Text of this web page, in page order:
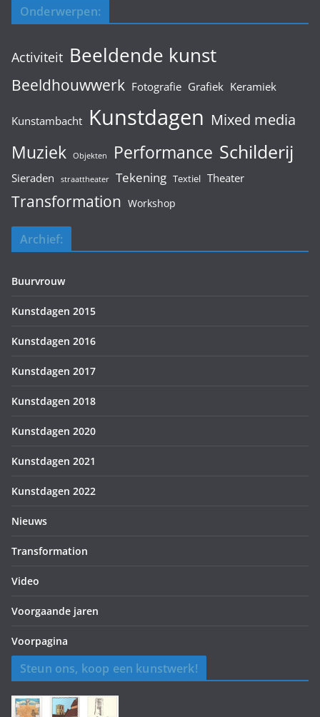
Onderwerpen:
Activiteit Beeldende kunst
Beeldhouwwerk Fotografie Grafiek Keramiek
Kunstambacht Kunstdagen Mixed media
Muziek Objekten Performance Schilderij
Sieraden straattheater Tekening Textiel Theater
Transformation Workshop
Archief:
Buurvrouw
Kunstdagen 2015
Kunstdagen 2016
Kunstdagen 2017
Kunstdagen 2018
Kunstdagen 2020
Kunstdagen 2021
Kunstdagen 2022
Nieuws
Transformation
Video
Voorgaande jaren
Voorpagina
Steun ons, koop een kunstwerk!